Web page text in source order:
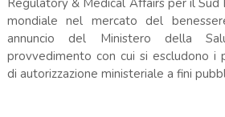
mondiale nel mercato del
annuncio del Ministero della
provvedimento con cui si escludono i
di autorizzazione ministeriale a fini